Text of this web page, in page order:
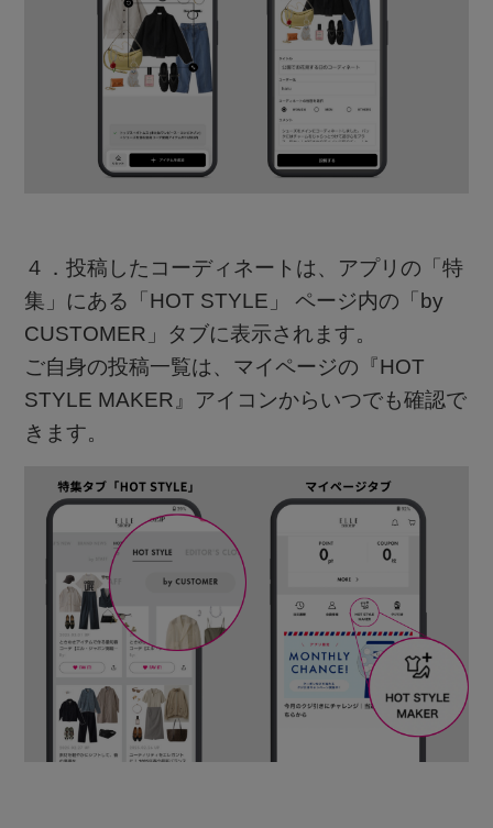
４．投稿したコーディネートは、アプリの「特
集」にある「HOT STYLE」 ページ内の「by
CUSTOMER」タブに表示されます。
ご自身の投稿一覧は、マイページの『HOT
STYLE MAKER』アイコンからいつでも確認で
きます。